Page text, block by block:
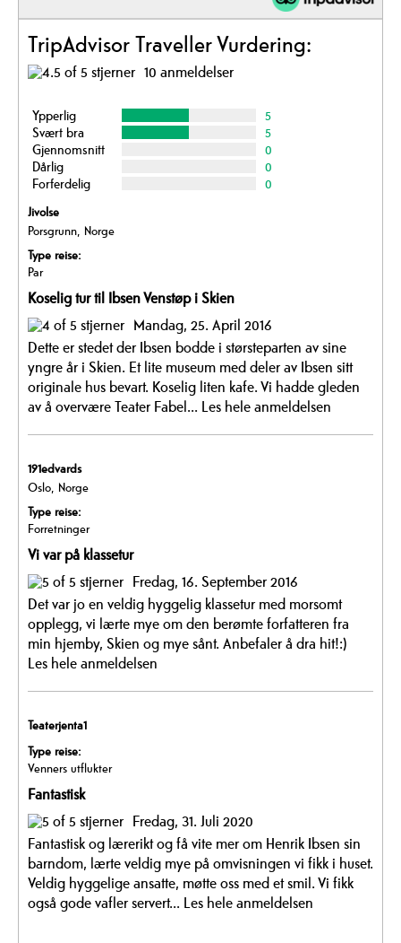
TripAdvisor Traveller Vurdering:
10 anmeldelser
Ypperlig
5
Svært bra
5
Gjennomsnitt
0
Dårlig
0
Forferdelig
0
Jivolse
Porsgrunn, Norge
Type reise:
Par
Koselig tur til Ibsen Venstøp i Skien
Mandag, 25. April 2016
Dette er stedet der Ibsen bodde i størsteparten av sine
yngre år i Skien. Et lite museum med deler av Ibsen sitt
originale hus bevart. Koselig liten kafe. Vi hadde gleden
av å overvære Teater Fabel... Les hele anmeldelsen
191edvards
Oslo, Norge
Type reise:
Forretninger
Vi var på klassetur
Fredag, 16. September 2016
Det var jo en veldig hyggelig klassetur med morsomt
opplegg, vi lærte mye om den berømte forfatteren fra
min hjemby, Skien og mye sånt. Anbefaler å dra hit!:)
Les hele anmeldelsen
Teaterjenta1
Type reise:
Venners utflukter
Fantastisk
Fredag, 31. Juli 2020
Fantastisk og lærerikt og få vite mer om Henrik Ibsen sin
barndom, lærte veldig mye på omvisningen vi fikk i huset.
Veldig hyggelige ansatte, møtte oss med et smil. Vi fikk
også gode vafler servert... Les hele anmeldelsen